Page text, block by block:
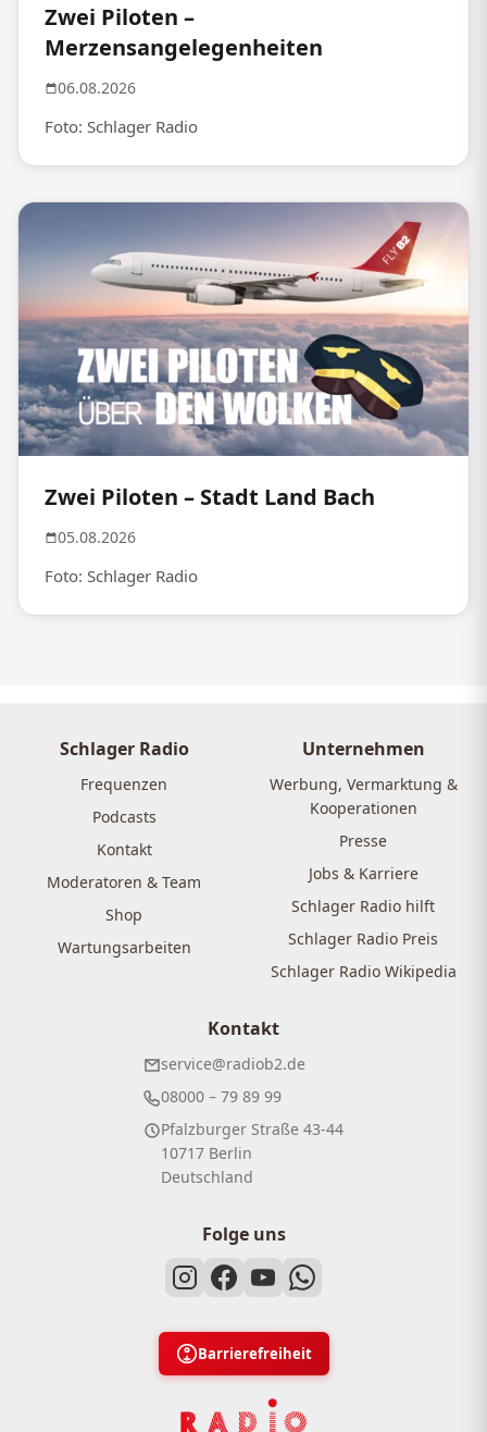
Zwei Piloten –
Merzensangelegenheiten
06.08.2026
Foto: Schlager Radio
Zwei Piloten – Stadt Land Bach
05.08.2026
Foto: Schlager Radio
Schlager Radio
Frequenzen
Podcasts
Kontakt
Moderatoren & Team
Shop
Wartungsarbeiten
Unternehmen
Werbung, Vermarktung &
Kooperationen
Presse
Jobs & Karriere
Schlager Radio hilft
Schlager Radio Preis
Schlager Radio Wikipedia
Kontakt
service@radiob2.de
08000 – 79 89 99
Pfalzburger Straße 43-44
10717 Berlin
Deutschland
Folge uns
Barrierefreiheit